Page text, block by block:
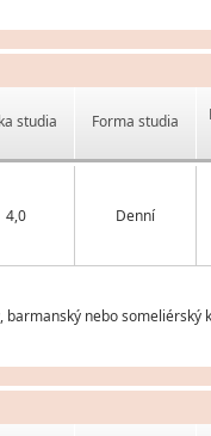
studia Forma studia
4,0 Denní
nebo